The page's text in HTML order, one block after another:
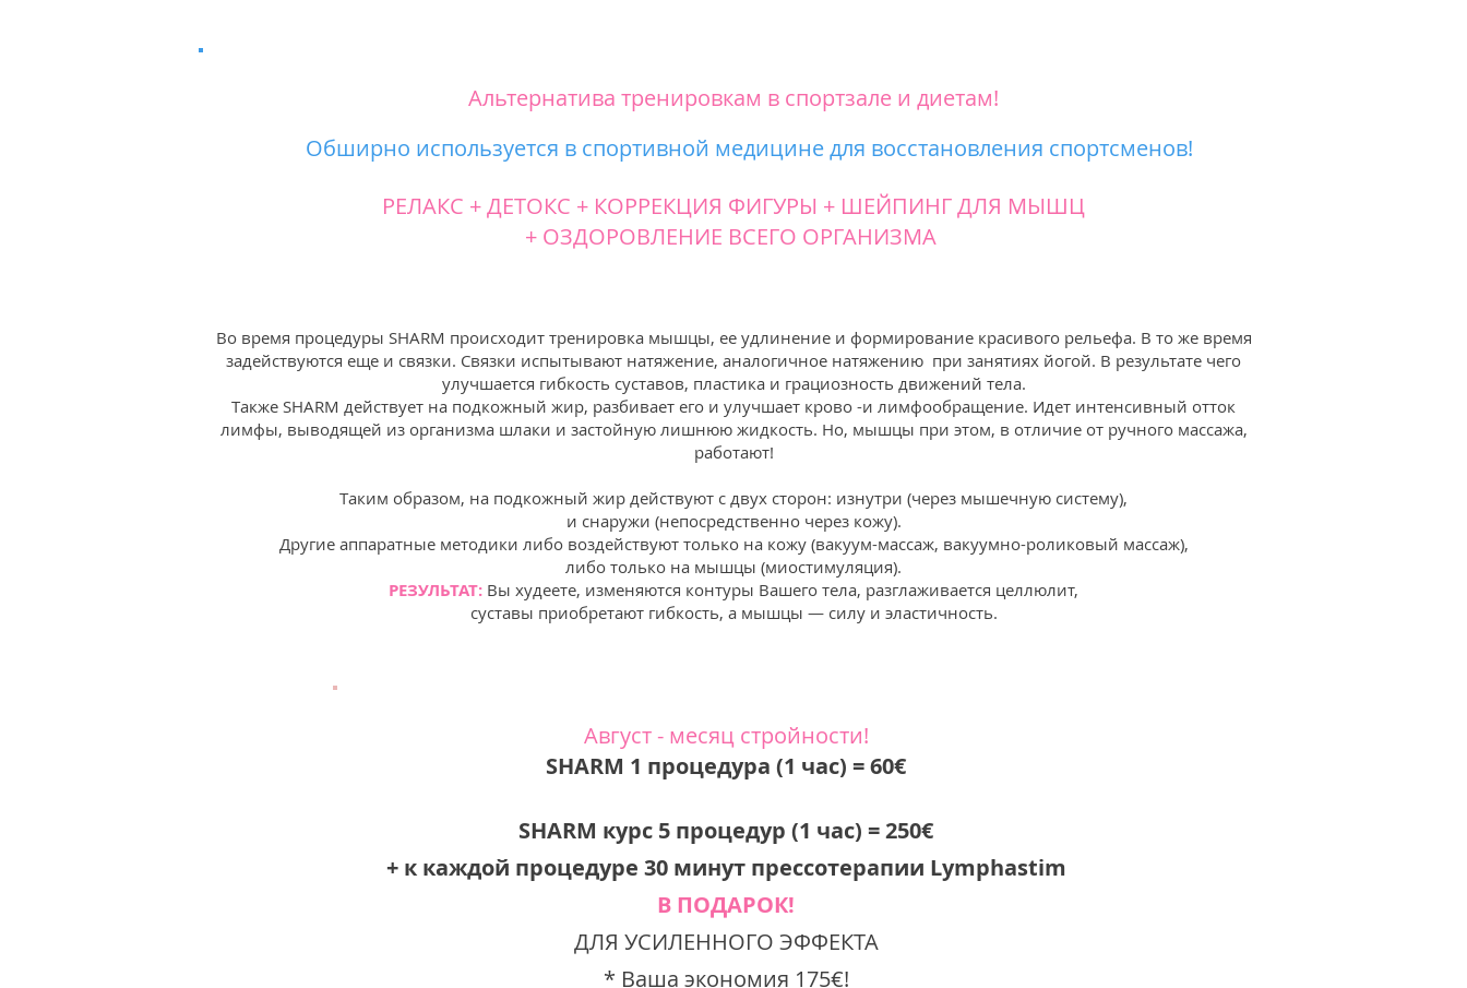
Альтернатива тренировкам в спортзале и диетам!
Обширно используется в спортивной медицине для восстановления спортсменов!
РЕЛАКС + ДЕТОКС + КОРРЕКЦИЯ ФИГУРЫ + ШЕЙПИНГ ДЛЯ МЫШЦ
+ ОЗДОРОВЛЕНИЕ ВСЕГО ОРГАНИЗМА
Во время процедуры SHARM происходит тренировка мышцы, ее удлинение и формирование красивого рельефа. В то же время
задействуются еще и связки. Связки испытывают натяжение, аналогичное натяжению при занятиях йогой. В результате чего
улучшается гибкость суставов, пластика и грациозность движений тела.
Также SHARM действует на подкожный жир, разбивает его и улучшает крово -и лимфообращение. Идет интенсивный отток
лимфы, выводящей из организма шлаки и застойную лишнюю жидкость. Но, мышцы при этом, в отличие от ручного массажа,
работают!
Таким образом, на подкожный жир действуют с двух сторон: изнутри (через мышечную систему),
и снаружи (непосредственно через кожу).
Другие аппаратные методики либо воздействуют только на кожу (вакуум-массаж, вакуумно-роликовый массаж),
либо только на мышцы (миостимуляция).
РЕЗУЛЬТАТ: Вы худеете, изменяются контуры Вашего тела, разглаживается целлюлит,
суставы приобретают гибкость, а мышцы — силу и эластичность.
Август - месяц стройности!
SHARM 1 процедура (1 час) = 60€
SHARM курс 5 процедур (1 час) = 250€
+ к каждой процедуре 30 минут прессотерапии Lymphastim
В ПОДАРОК!
ДЛЯ УСИЛЕННОГО ЭФФЕКТА
* Ваша экономия 175€!